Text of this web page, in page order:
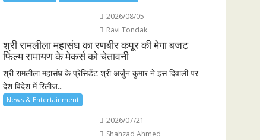
2026/08/05
Ravi Tondak
श्री रामलीला महासंघ का रणबीर कपूर की मेगा बजट
फिल्म रामायण के मेकर्स को चेतावनी
श्री रामलीला महासंघ के प्रेसिडेंट श्री अर्जुन कुमार ने इस दिवाली पर
देश विदेश में रिलीज...
News & Entertainment
2026/07/21
Shahzad Ahmed